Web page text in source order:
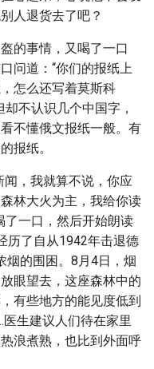
人退货去了吧？
的事情，又喝了一口
问道：“你们的报纸上
怎么还写着莫斯科
不认识几个中国字，
不懂俄文报纸一般。有
报纸。
闻，我就算不说，你应
林大火为主，我给你读
了一口，然后开始朗读
历了自从1942年击退德
的围困。8月4日，烟
眼望去，这座森林中的
有些地方的能见度低到
生建议人们待在家里
浪煮熟，也比到外面呼